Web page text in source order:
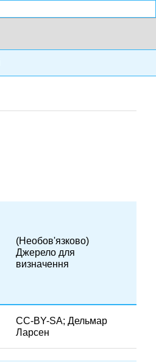
(Необов'язково)
Джерело для
визначення
CC-BY-SA; Дельмар
Ларсен